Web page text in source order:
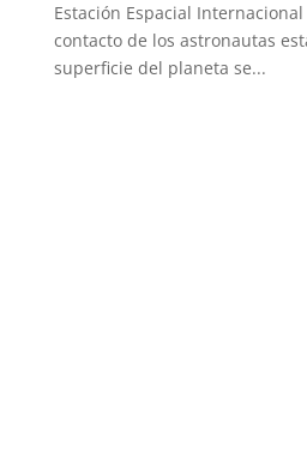
Estación Espacial Internacional
contacto de los astronautas
superficie del planeta se...